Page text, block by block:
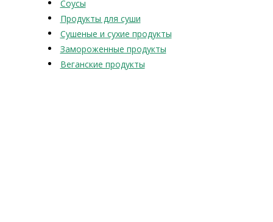
Соусы
Продукты для суши
Сушеные и сухие продукты
Замороженные продукты
Веганские продукты